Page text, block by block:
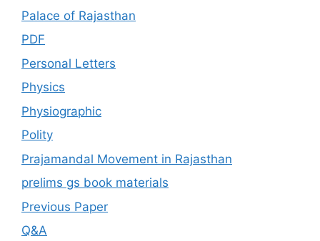
Palace of Rajasthan
PDF
Personal Letters
Physics
Physiographic
Polity
Prajamandal Movement in Rajasthan
prelims gs book materials
Previous Paper
Q&A